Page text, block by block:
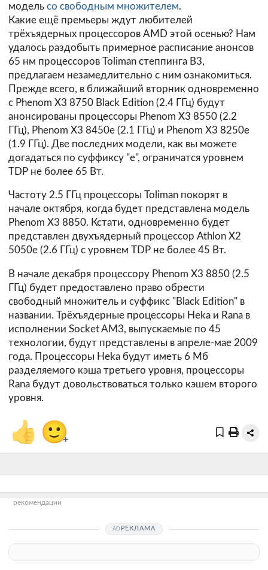
модель со свободным множителем.
Какие ещё премьеры ждут любителей
трёхъядерных процессоров AMD этой осенью? Нам
удалось раздобыть примерное расписание анонсов
65 нм процессоров Toliman степпинга B3,
предлагаем незамедлительно с ним ознакомиться.
Прежде всего, в ближайший вторник одновременно
с Phenom X3 8750 Black Edition (2.4 ГГц) будут
анонсированы процессоры Phenom X3 8550 (2.2
ГГц), Phenom X3 8450e (2.1 ГГц) и Phenom X3 8250e
(1.9 ГГц). Две последних модели, как вы можете
догадаться по суффиксу "e", ограничатся уровнем
TDP не более 65 Вт.
Частоту 2.5 ГГц процессоры Toliman покорят в
начале октября, когда будет представлена модель
Phenom X3 8850. Кстати, одновременно будет
представлен двухъядерный процессор Athlon X2
5050e (2.6 ГГц) с уровнем TDP не более 45 Вт.
В начале декабря процессору Phenom X3 8850 (2.5
ГГц) будет предоставлено право обрести
свободный множитель и суффикс "Black Edition" в
названии. Трёхъядерные процессоры Heka и Rana в
исполнении Socket AM3, выпускаемые по 45
технологии, будут представлены в апреле-мае 2009
года. Процессоры Heka будут иметь 6 Мб
разделяемого кэша третьего уровня, процессоры
Rana будут довольствоваться только кэшем второго
уровня.
👍 🙂+
рекомендации
РЕКЛАМА